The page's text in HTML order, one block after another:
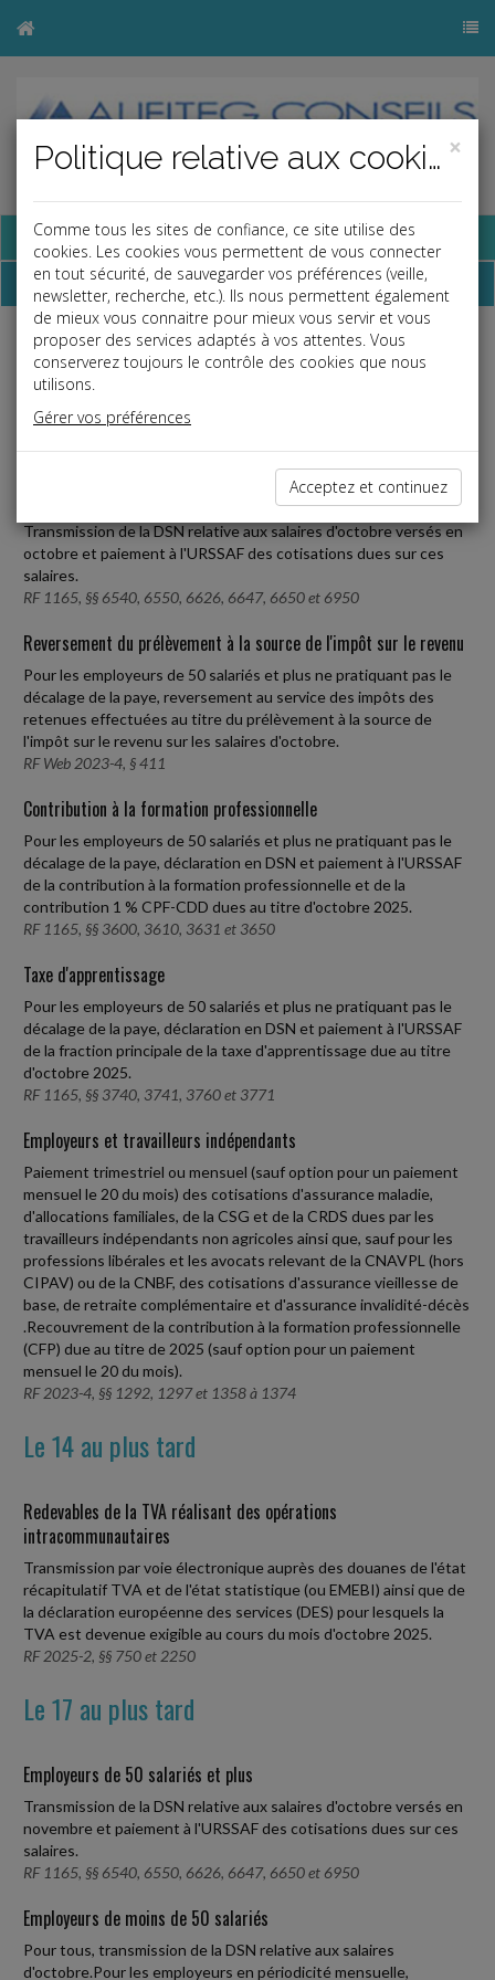
Base documentaire
Échéancier
Échéancier : novembre
Le 5 au plus tard
Transmission de la DSN relative aux salaires d'octobre versés en
octobre et paiement à l'URSSAF des cotisations dues sur ces
salaires.
RF 1165, §§ 6540, 6550, 6626, 6647, 6650 et 6950
Reversement du prélèvement à la source de l'impôt sur le revenu
Pour les employeurs de 50 salariés et plus ne pratiquant pas le
décalage de la paye, reversement au service des impôts des
retenues effectuées au titre du prélèvement à la source de
l'impôt sur le revenu sur les salaires d'octobre.
RF Web 2023-4, § 411
Contribution à la formation professionnelle
Pour les employeurs de 50 salariés et plus ne pratiquant pas le
décalage de la paye, déclaration en DSN et paiement à l'URSSAF
de la contribution à la formation professionnelle et de la
contribution 1 % CPF-CDD dues au titre d'octobre 2025.
RF 1165, §§ 3600, 3610, 3631 et 3650
Taxe d'apprentissage
Pour les employeurs de 50 salariés et plus ne pratiquant pas le
décalage de la paye, déclaration en DSN et paiement à l'URSSAF
de la fraction principale de la taxe d'apprentissage due au titre
d'octobre 2025.
RF 1165, §§ 3740, 3741, 3760 et 3771
Employeurs et travailleurs indépendants
Paiement trimestriel ou mensuel (sauf option pour un paiement
mensuel le 20 du mois) des cotisations d'assurance maladie,
d'allocations familiales, de la CSG et de la CRDS dues par les
travailleurs indépendants non agricoles ainsi que, sauf pour les
professions libérales et les avocats relevant de la CNAVPL (hors
CIPAV) ou de la CNBF, des cotisations d'assurance vieillesse de
base, de retraite complémentaire et d'assurance invalidité-décès
.Recouvrement de la contribution à la formation professionnelle
(CFP) due au titre de 2025 (sauf option pour un paiement
mensuel le 20 du mois).
RF 2023-4, §§ 1292, 1297 et 1358 à 1374
Le 14 au plus tard
Redevables de la TVA réalisant des opérations
intracommunautaires
Transmission par voie électronique auprès des douanes de l'état
récapitulatif TVA et de l'état statistique (ou EMEBI) ainsi que de
la déclaration européenne des services (DES) pour lesquels la
TVA est devenue exigible au cours du mois d'octobre 2025.
RF 2025-2, §§ 750 et 2250
Le 17 au plus tard
Employeurs de 50 salariés et plus
Transmission de la DSN relative aux salaires d'octobre versés en
novembre et paiement à l'URSSAF des cotisations dues sur ces
salaires.
RF 1165, §§ 6540, 6550, 6626, 6647, 6650 et 6950
Employeurs de moins de 50 salariés
Pour tous, transmission de la DSN relative aux salaires
d'octobre.Pour les employeurs en périodicité mensuelle,
×
Politique relative aux cookies
Comme tous les sites de confiance, ce site utilise des
cookies. Les cookies vous permettent de vous connecter
en tout sécurité, de sauvegarder vos préférences (veille,
newsletter, recherche, etc.). Ils nous permettent également
de mieux vous connaitre pour mieux vous servir et vous
proposer des services adaptés à vos attentes. Vous
conserverez toujours le contrôle des cookies que nous
utilisons.
Gérer vos préférences
Acceptez et continuez